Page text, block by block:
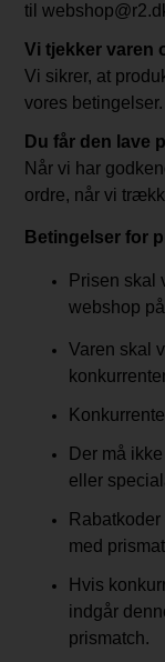
til
Vi tjekker varen
Vi sikrer, at
vores betingelser.
Du får den lave
Når vi har
ordre, når vi
Betingelser for
Prisen skal
webshop
Varen skal
Der må
eller
med
Hvis
indgår
prismatch.